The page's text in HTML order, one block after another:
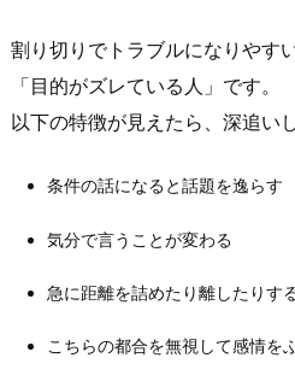
「成
立
し
す
人」
特
割り切りでトラブルになりやす
「目的がズレている人」です。
以下の特徴が見えたら、深追い
条件の話になると話題を逸らす
気分で言うことが変わる
急に距離を詰めたり離したりす
こちらの都合を無視して感情を